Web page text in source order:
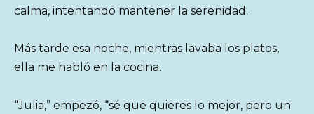
calma, intentando mantener la serenidad.
Más tarde esa noche, mientras lavaba los platos,
ella me habló en la cocina.
“Julia,” empezó, “sé que quieres lo mejor, pero un